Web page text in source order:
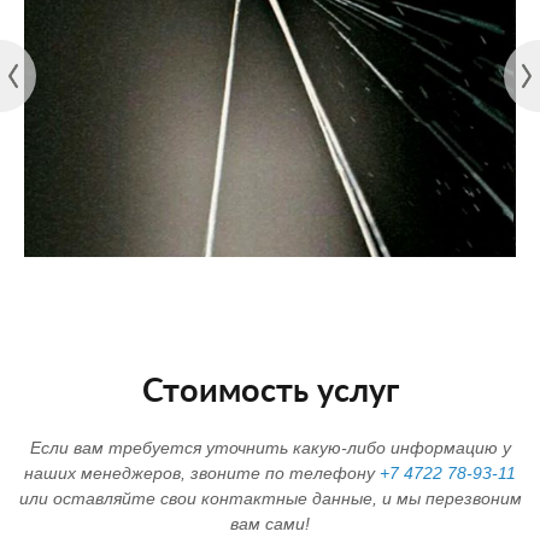
Стоимость услуг
Если вам требуется уточнить какую-либо информацию у
наших менеджеров, звоните по телефону+7 4722 78-93-11
или оставляйте свои контактные данные, и мы перезвоним
вам сами!